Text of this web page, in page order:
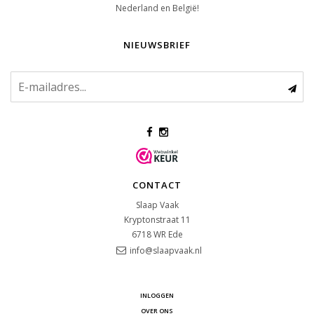
Nederland en België!
NIEUWSBRIEF
CONTACT
Slaap Vaak
Kryptonstraat 11
6718 WR Ede
info@slaapvaak.nl
INLOGGEN
OVER ONS